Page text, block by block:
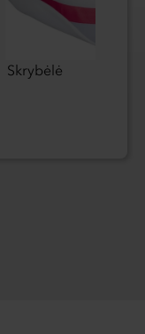
Skrybėlė